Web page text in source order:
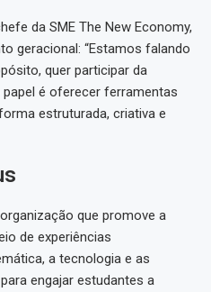
da SME The New Economy,
geracional: “Estamos falando
quer participar da
é oferecer ferramentas
estruturada, criativa e
que promove a
de experiências
a tecnologia e as
engajar estudantes a